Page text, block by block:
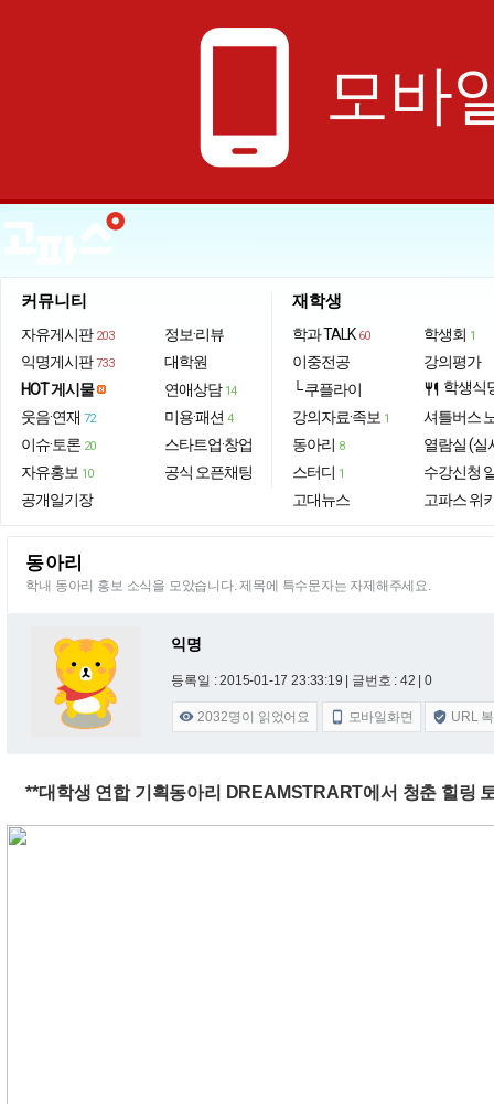
phone_android 모바
커뮤니티
자유게시판 203
익명게시판 733
HOT 게시물
웃음·연재 72
이슈·토론 20
자유홍보 10
공개일기장
정보·리뷰
대학원
연애상담 14
미용·패션 4
스타트업·창업
공식 오픈채팅
재학생
학과 TALK 60
이중전공
└ 쿠플라이
강의자료·족보 1
동아리 8
스터디 1
고대뉴스
학생회 1
강의평가
restaurant 학생식
셔틀버스
열람실 (실
수강신청
고파스 위
동아리
학내 동아리 홍보 소식을 모았습니다. 제목에 특수문자는 자제해주세요.
익명
등록일 : 2015-01-17 23:33:19 | 글번호 : 42 | 0
 2032명이 읽었어요  모바일화면  URL
**대학생 연합 기획동아리 DREAMSTRART에서 청춘 힐링